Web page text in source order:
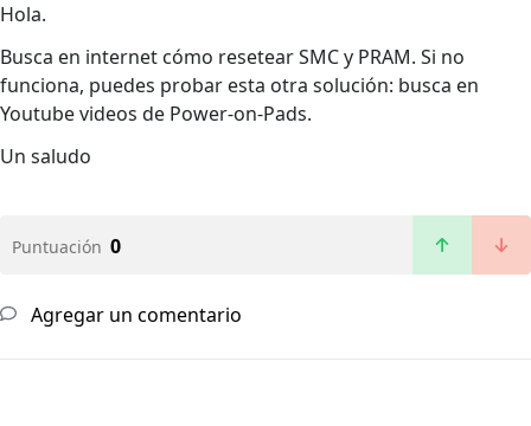
Hola.
Busca en internet cómo resetear SMC y PRAM. Si no
funciona, puedes probar esta otra solución: busca en
Youtube videos de Power-on-Pads.
Un saludo
Puntuación 0
Agregar un comentario